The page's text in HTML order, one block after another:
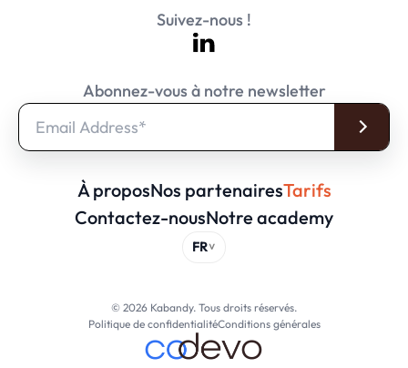
Suivez-nous !
Abonnez-vous à notre newsletter
À proposNos partenairesTarifs
Contactez-nousNotre academy
© 2026 Kabandy. Tous droits réservés.
Politique de confidentialitéConditions générales